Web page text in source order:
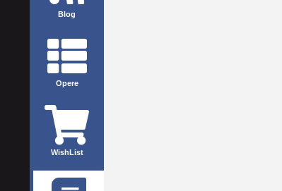
Blog
Opere
WishList